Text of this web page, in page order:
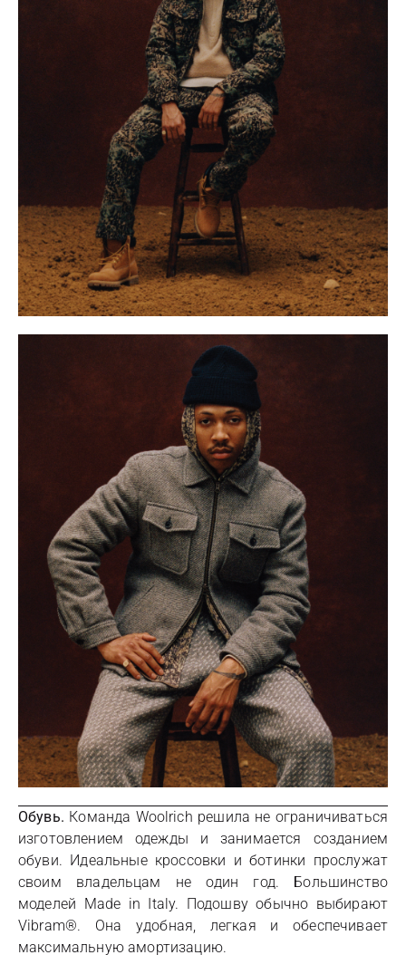
Обувь. Команда Woolrich решила не ограничиваться
изготовлением одежды и занимается созданием
обуви. Идеальные кроссовки и ботинки прослужат
своим владельцам не один год. Большинство
моделей Made in Italy. Подошву обычно выбирают
Vibram®. Она удобная, легкая и обеспечивает
максимальную амортизацию.